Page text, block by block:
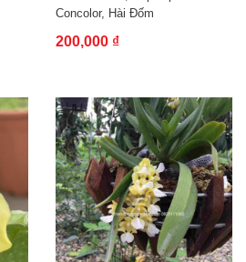
Concolor, Hài Đốm
200,000 ₫